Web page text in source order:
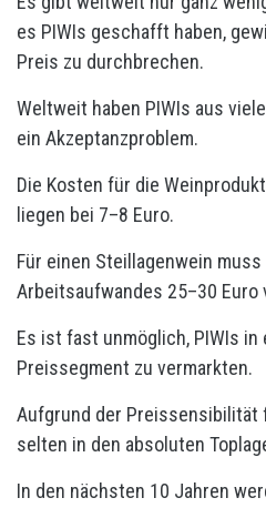
es PIWIs geschafft haben,
Preis zu durchbrechen.
Weltweit haben PIWIs aus
ein Akzeptanzproblem.
Die Kosten für die
liegen bei 7–8 Euro.
Für einen Steillagenwein
Arbeitsaufwandes 25–30 Euro
Es ist fast unmöglich, PIWIs in
Preissegment zu vermarkten.
Aufgrund der Preissensibilität
selten in den absoluten
In den nächsten 10 Jahren